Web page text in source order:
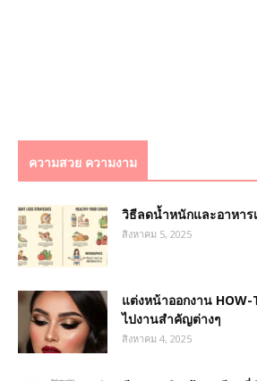
ความสวย ความงาม
วิธีลดน้ำหนักและอาหาร
สิงหาคม 5, 2025
แต่งหน้าออกงาน
ไปงานสำคัญต่างๆ
สิงหาคม 4, 2025